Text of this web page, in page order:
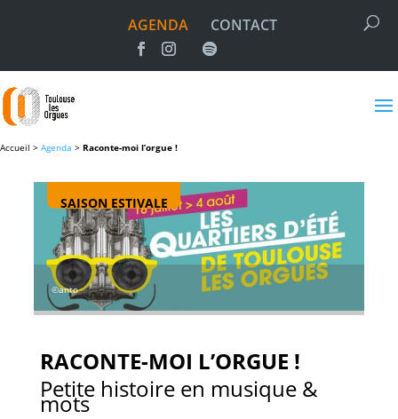
AGENDA CONTACT
Accueil > Agenda > Raconte-moi l’orgue !
SAISON ESTIVALE
©anto
RACONTE-MOI L’ORGUE !
Petite histoire en musique &
mots